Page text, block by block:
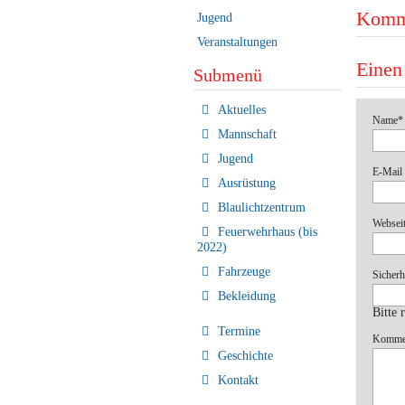
Name*
E-Mail
Bitte
Jugend
Veranstaltungen
Submenü
Navigation
Aktuelles
Mannschaft
Jugend
Ausrüstung
Blaulichtzentrum
Feuerwehrhaus (bis
2022)
Fahrzeuge
Bekleidung
Termine
Geschichte
Kontakt